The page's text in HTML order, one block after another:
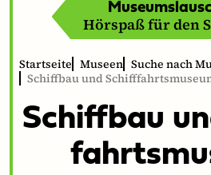
Hörspaß für den
Startseite Museen Suche nach
Schiffbau und
Schiff­bau